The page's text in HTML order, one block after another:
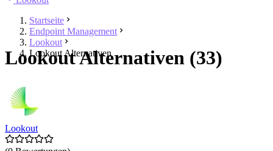
Startseite
Endpoint Management
Lookout
Lookout Alternativen
Lookout Alternativen (33)
Lookout